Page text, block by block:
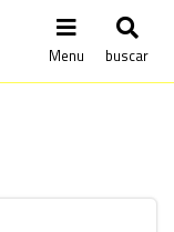
Menu buscar